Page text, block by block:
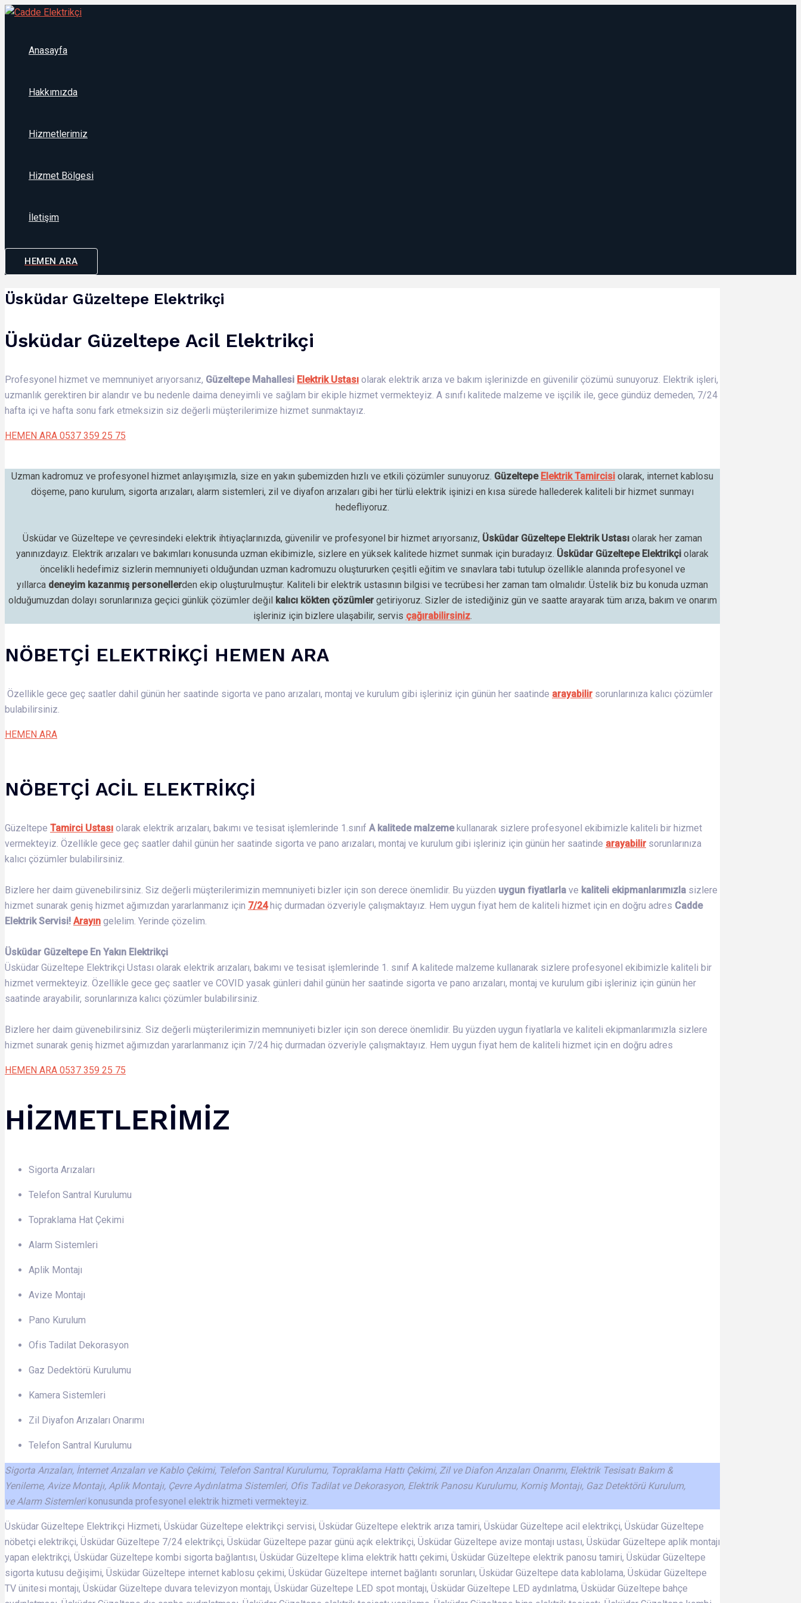
İçeriğe
Anasayfa
Hakkımızda
Hizmetlerimiz
Hizmet Bölgesi
İletişim
HEMEN ARA
Üsküdar Güzeltepe Elektrikçi
Üsküdar Güzeltepe Acil Elektrikçi
Profesyonel hizmet ve memnuniyet arıyorsanız, Güzeltepe Mahallesi Elektrik Ustası olarak elektrik arıza ve bakım işlerinizde en güvenilir çözümü sunuyoruz. Elektrik işleri,
uzmanlık gerektiren bir alandır ve bu nedenle daima deneyimli ve sağlam bir ekiple hizmet vermekteyiz. A sınıfı kalitede malzeme ve işçilik ile, gece gündüz demeden, 7/24
hafta içi ve hafta sonu fark etmeksizin siz değerli müşterilerimize hizmet sunmaktayız.
HEMEN ARA 0537 359 25 75
Uzman kadromuz ve profesyonel hizmet anlayışımızla, size en yakın şubemizden hızlı ve etkili çözümler sunuyoruz. Güzeltepe Elektrik Tamircisi olarak, internet kablosu
döşeme, pano kurulum, sigorta arızaları, alarm sistemleri, zil ve diyafon arızaları gibi her türlü elektrik işinizi en kısa sürede hallederek kaliteli bir hizmet sunmayı
hedefliyoruz.
Üsküdar ve Güzeltepe ve çevresindeki elektrik ihtiyaçlarınızda, güvenilir ve profesyonel bir hizmet arıyorsanız, Üsküdar Güzeltepe Elektrik Ustası olarak her zaman
yanınızdayız. Elektrik arızaları ve bakımları konusunda uzman ekibimizle, sizlere en yüksek kalitede hizmet sunmak için buradayız. Üsküdar Güzeltepe Elektrikçi olarak
öncelikli hedefimiz sizlerin memnuniyeti olduğundan uzman kadromuzu oluştururken çeşitli eğitim ve sınavlara tabi tutulup özellikle alanında profesyonel ve
yıllarca deneyim kazanmış personellerden ekip oluşturulmuştur. Kaliteli bir elektrik ustasının bilgisi ve tecrübesi her zaman tam olmalıdır. Üstelik biz bu konuda uzman
olduğumuzdan dolayı sorunlarınıza geçici günlük çözümler değil kalıcı kökten çözümlergetiriyoruz. Sizler de istediğiniz gün ve saatte arayarak tüm arıza, bakım ve onarım
işleriniz için bizlere ulaşabilir, servis çağırabilirsiniz.
NÖBETÇİ ELEKTRİKÇİ HEMEN ARA
Özellikle gece geç saatler dahil günün her saatinde sigorta ve pano arızaları, montaj ve kurulum gibi işleriniz için günün her saatinde arayabilirsorunlarınıza kalıcı çözümler
bulabilirsiniz.
HEMEN ARA
NÖBETÇİ ACİL ELEKTRİKÇİ
Güzeltepe Tamirci Ustası olarak elektrik arızaları, bakımı ve tesisat işlemlerinde 1.sınıf A kalitede malzemekullanarak sizlere profesyonel ekibimizle kaliteli bir hizmet
vermekteyiz. Özellikle gece geç saatler dahil günün her saatinde sigorta ve pano arızaları, montaj ve kurulum gibi işleriniz için günün her saatinde arayabilirsorunlarınıza
kalıcı çözümler bulabilirsiniz.
Bizlere her daim güvenebilirsiniz. Siz değerli müşterilerimizin memnuniyeti bizler için son derece önemlidir. Bu yüzden uygun fiyatlarla ve kaliteli ekipmanlarımızla sizlere
hizmet sunarak geniş hizmet ağımızdan yararlanmanız için 7/24hiç durmadan özveriyle çalışmaktayız. Hem uygun fiyat hem de kaliteli hizmet için en doğru adres Cadde
Elektrik Servisi! Arayın gelelim. Yerinde çözelim.
Üsküdar Güzeltepe En Yakın Elektrikçi
Üsküdar Güzeltepe Elektrikçi Ustası olarak elektrik arızaları, bakımı ve tesisat işlemlerinde 1. sınıf A kalitede malzeme kullanarak sizlere profesyonel ekibimizle kaliteli bir
hizmet vermekteyiz. Özellikle gece geç saatler ve COVID yasak günleri dahil günün her saatinde sigorta ve pano arızaları, montaj ve kurulum gibi işleriniz için günün her
saatinde arayabilir, sorunlarınıza kalıcı çözümler bulabilirsiniz.
Bizlere her daim güvenebilirsiniz. Siz değerli müşterilerimizin memnuniyeti bizler için son derece önemlidir. Bu yüzden uygun fiyatlarla ve kaliteli ekipmanlarımızla sizlere
hizmet sunarak geniş hizmet ağımızdan yararlanmanız için 7/24 hiç durmadan özveriyle çalışmaktayız. Hem uygun fiyat hem de kaliteli hizmet için en doğru adres
HEMEN ARA 0537 359 25 75
HİZMETLERİMİZ
Sigorta Arızaları
Telefon Santral Kurulumu
Topraklama Hat Çekimi
Alarm Sistemleri
Aplik Montajı
Avize Montajı
Pano Kurulum
Ofis Tadilat Dekorasyon
Gaz Dedektörü Kurulumu
Kamera Sistemleri
Zil Diyafon Arızaları Onarımı
Telefon Santral Kurulumu
Sigorta Arızaları, İnternet Arızaları ve Kablo Çekimi, Telefon Santral Kurulumu, Topraklama Hattı Çekimi, Zil ve Diafon Arızaları Onarımı, Elektrik Tesisatı Bakım &
Yenileme, Avize Montajı, Aplik Montajı, Çevre Aydınlatma Sistemleri, Ofis Tadilat ve Dekorasyon, Elektrik Panosu Kurulumu, Korniş Montajı, Gaz Detektörü Kurulum,
ve Alarm Sistemlerikonusunda profesyonel elektrik hizmeti vermekteyiz.
Üsküdar Güzeltepe Elektrikçi Hizmeti, Üsküdar Güzeltepe elektrikçi servisi, Üsküdar Güzeltepe elektrik arıza tamiri, Üsküdar Güzeltepe acil elektrikçi, Üsküdar Güzeltepe
nöbetçi elektrikçi, Üsküdar Güzeltepe 7/24 elektrikçi, Üsküdar Güzeltepe pazar günü açık elektrikçi, Üsküdar Güzeltepe avize montajı ustası, Üsküdar Güzeltepe aplik montajı
yapan elektrikçi, Üsküdar Güzeltepe kombi sigorta bağlantısı, Üsküdar Güzeltepe klima elektrik hattı çekimi, Üsküdar Güzeltepe elektrik panosu tamiri, Üsküdar Güzeltepe
sigorta kutusu değişimi, Üsküdar Güzeltepe internet kablosu çekimi, Üsküdar Güzeltepe internet bağlantı sorunları, Üsküdar Güzeltepe data kablolama, Üsküdar Güzeltepe
TV ünitesi montajı, Üsküdar Güzeltepe duvara televizyon montajı, Üsküdar Güzeltepe LED spot montajı, Üsküdar Güzeltepe LED aydınlatma, Üsküdar Güzeltepe bahçe